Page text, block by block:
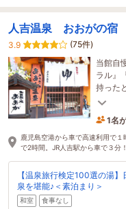
人吉温泉 おおがの宿
3.9
(75件)
当館自
ラル』
持った
若返り
1名
3時
鹿児島空港から車で高速利用で
で2時間。JR人吉駅から車で３分
【温泉旅行検定100選の湯
泉を堪能♪＜素泊まり＞
和室 食事なし